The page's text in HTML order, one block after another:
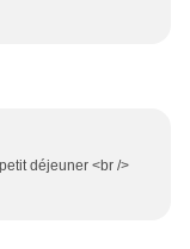
déjeuner <br />